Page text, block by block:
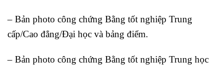
– Bản photo công chứng Bằng tốt nghiệp Trung
cấp/Cao đẳng/Đại học và bảng điểm.
– Bản photo công chứng Bằng tốt nghiệp Trung học